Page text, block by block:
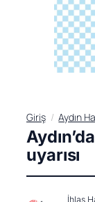
Giriş Aydın
uyarısı
İhlas